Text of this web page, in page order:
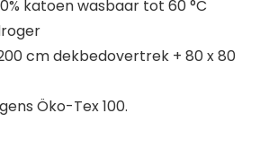
katoen wasbaar tot 60 °C
cm dekbedovertrek + 80 x 80
Öko-Tex 100.